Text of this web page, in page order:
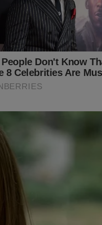
todo o seu amor pelo